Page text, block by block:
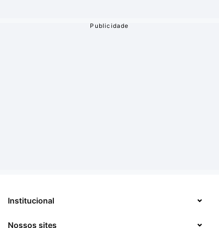
Institucional
Sobre
Nossos sites